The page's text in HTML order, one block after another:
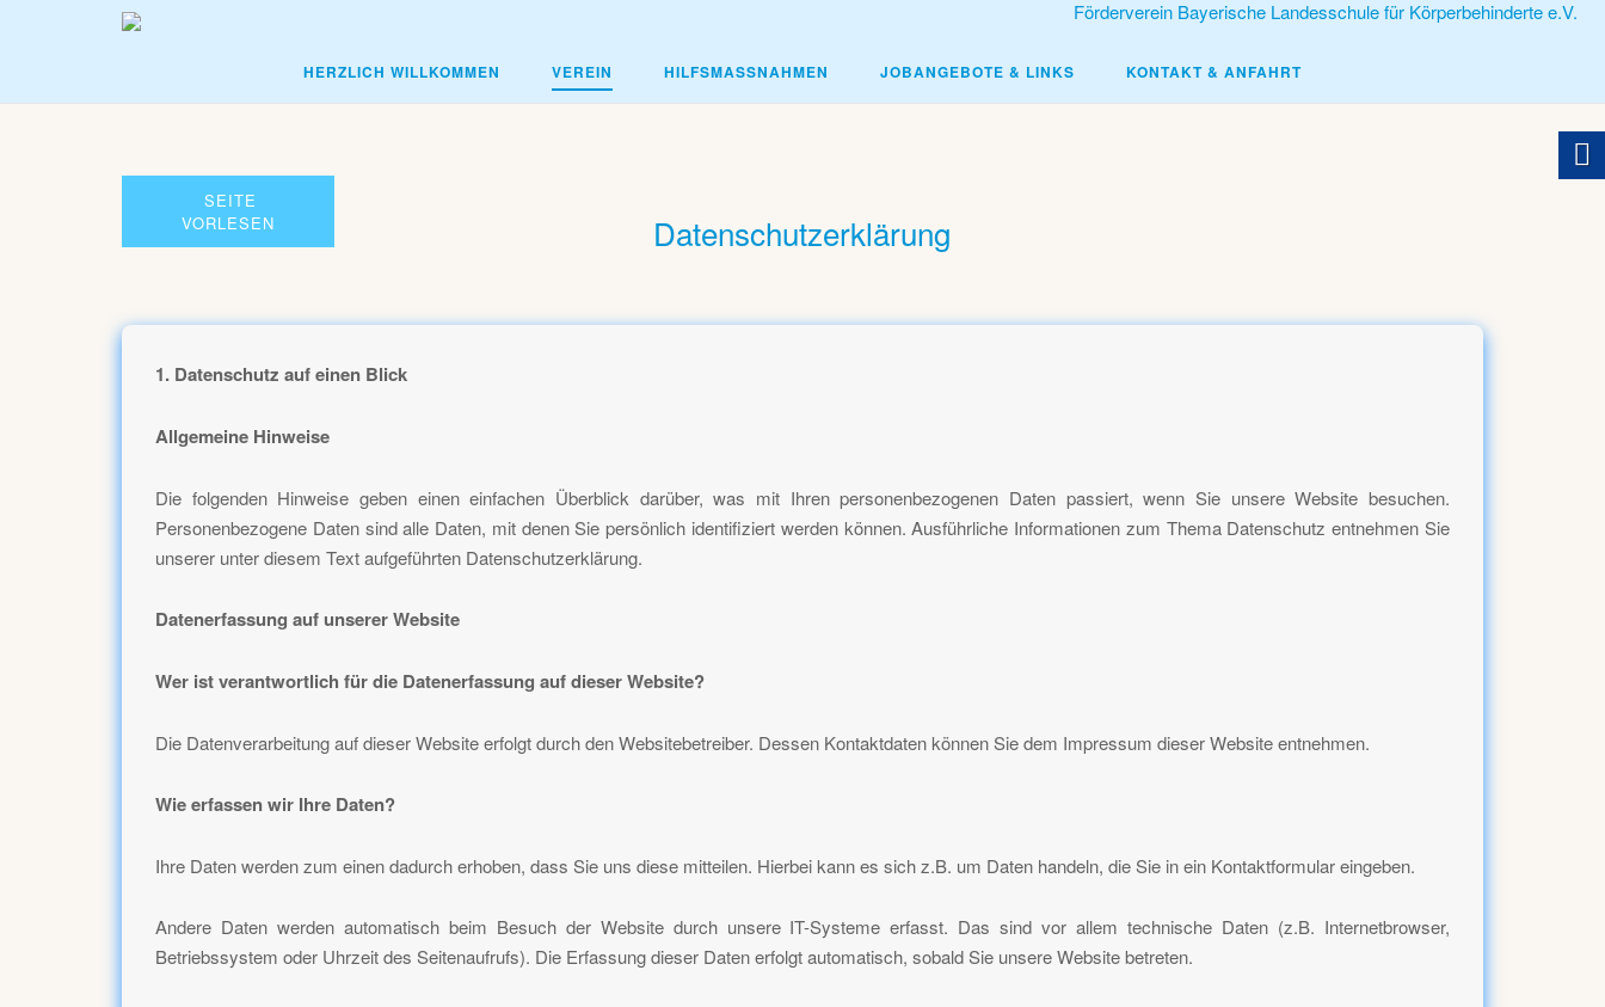
HERZLICH WILLKOMMEN VEREIN HILFSMASSNAHMEN JOBANGEBOTE & LINKS KONTAKT & ANFAHRT
SEITE
VORLESEN
Datenschutzerklärung
1. Datenschutz auf einen Blick
Allgemeine Hinweise
Die folgenden Hinweise geben einen einfachen Überblick darüber, was mit Ihren personenbezogenen Daten passiert, wenn Sie unsere Website besuchen.
Personenbezogene Daten sind alle Daten, mit denen Sie persönlich identifiziert werden können. Ausführliche Informationen zum Thema Datenschutz entnehmen Sie
unserer unter diesem Text aufgeführten Datenschutzerklärung.
Datenerfassung auf unserer Website
Wer ist verantwortlich für die Datenerfassung auf dieser Website?
Die Datenverarbeitung auf dieser Website erfolgt durch den Websitebetreiber. Dessen Kontaktdaten können Sie dem Impressum dieser Website entnehmen.
Wie erfassen wir Ihre Daten?
Ihre Daten werden zum einen dadurch erhoben, dass Sie uns diese mitteilen. Hierbei kann es sich z.B. um Daten handeln, die Sie in ein Kontaktformular eingeben.
Andere Daten werden automatisch beim Besuch der Website durch unsere IT-Systeme erfasst. Das sind vor allem technische Daten (z.B. Internetbrowser,
Betriebssystem oder Uhrzeit des Seitenaufrufs). Die Erfassung dieser Daten erfolgt automatisch, sobald Sie unsere Website betreten.